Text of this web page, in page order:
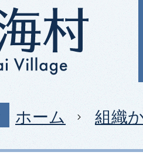
ホーム 組織